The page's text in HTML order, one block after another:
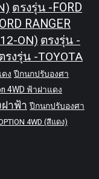
ตรงรุ่น -FORD
RANGER
ON) ตรงรุ่น -
รงรุ่น -TOYOTA
ง ปีกนกปรับองศา
4WD ฟ้าฝาแดง
าฟ้า ปีกนกปรับองศา
4WD (สีแดง)